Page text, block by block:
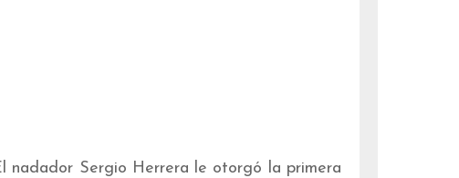
nadador Sergio Herrera le otorgó la primera